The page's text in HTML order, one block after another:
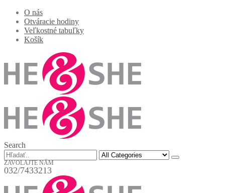
O nás
Otváracie hodiny
Veľkostné tabuľky
Košík
Search
ZAVOLAJTE NÁM
032/7433213